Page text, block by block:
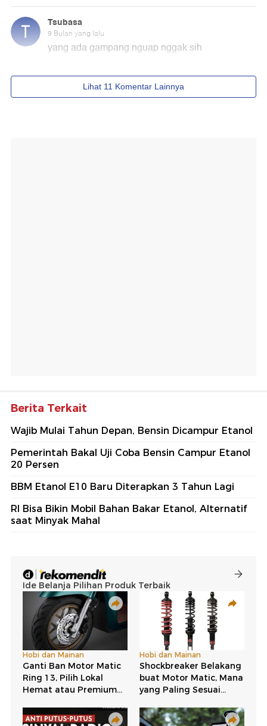
Berita Terkait
Wajib Mulai Tahun Depan, Bensin Dicampur Etanol
Pemerintah Bakal Uji Coba Bensin Campur Etanol
20 Persen
BBM Etanol E10 Baru Diterapkan 3 Tahun Lagi
RI Bisa Bikin Mobil Bahan Bakar Etanol, Alternatif
saat Minyak Mahal